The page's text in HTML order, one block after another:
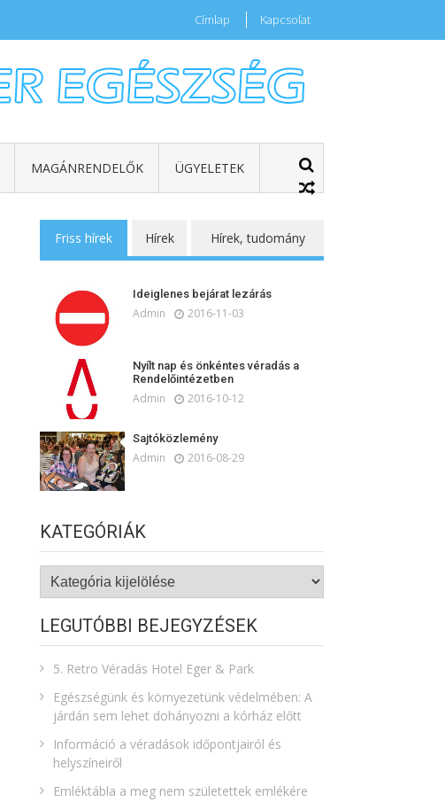
Címlap Kapcsolat
MAGÁNRENDELŐK ÜGYELETEK
Friss hírek Hírek Hírek, tudomány
Ideiglenes bejárat lezárás
Admin 2016-11-03
Nyílt nap és önkéntes véradás a
Rendelőintézetben
Admin 2016-10-12
Sajtóközlemény
Admin 2016-08-29
KATEGÓRIÁK
Kategóriák
LEGUTÓBBI BEJEGYZÉSEK
5. Retro Véradás Hotel Eger & Park
Egészségünk és környezetünk védelmében: A
járdán sem lehet dohányozni a kórház előtt
Információ a véradások időpontjairól és
helyszíneiről
Emléktábla a meg nem születettek emlékére​